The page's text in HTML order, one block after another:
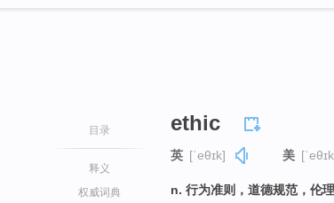
目录
释义
权威词典
ethic
英 [ˈeθɪk] 美
n. 行为准则，道德规范，伦